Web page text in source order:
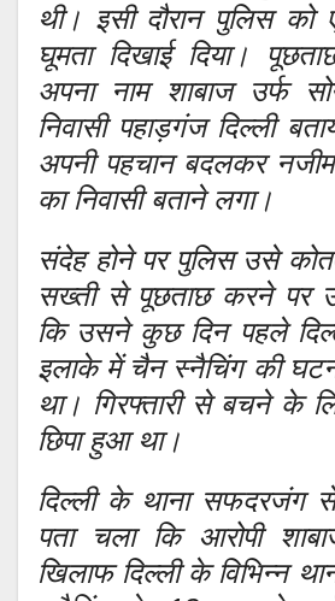
थी। इसी दौरान पुलिस
घूमता दिखाई दिया।
अपना नाम शाबाज उर्फ
निवासी पहाड़गंज दिल्ली
अपनी पहचान बदलकर
का निवासी बताने लगा।
संदेह होने पर पुलिस उसे
सख्ती से पूछताछ करने पर
कि उसने कुछ दिन पहले
इलाके में चैन स्नैचिंग की
था। गिरफ्तारी से बचने के
छिपा हुआ था।
दिल्ली के थाना सफदरजंग
पता चला कि आरोपी
खिलाफ दिल्ली के विभिन्न